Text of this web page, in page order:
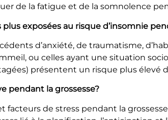
de la fatigue et de la somnolence
exposées au risque d’insomnie
d’anxiété, de traumatisme,
ou celles ayant une situation
présentent un risque plus élevé
pendant la grossesse?
de stress pendant la